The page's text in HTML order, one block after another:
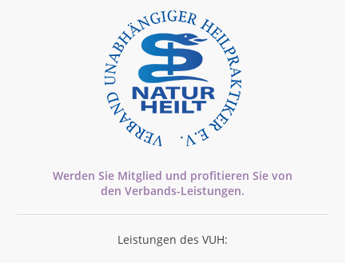
Werden Sie Mitglied und profitieren Sie von
den Verbands-Leistungen.
Leistungen des VUH: